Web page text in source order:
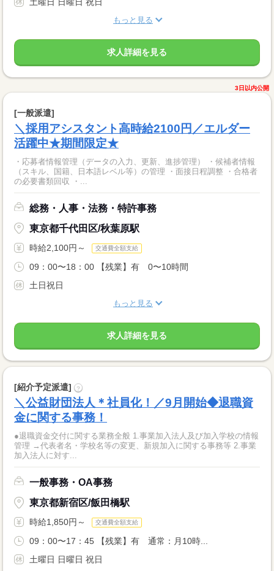
もっと見る
求人詳細を見る
3日以内公開
[一般派遣]
＼採用アシスタント高時給2100円／エルダー
活躍中★期間限定★
・応募者情報管理（データの入力、更新、進捗管理） ・候補者情報
（スキル、国籍、日本語レベル等）の管理 ・面接日程調整 ・合格者
の必要書類回収 ・...
総務・人事・法務・特許事務
東京都千代田区/秋葉原駅
時給2,100円～ 交通費全額支給
09：00〜18：00 【残業】有 0〜10時間
土日祝日
もっと見る
求人詳細を見る
[紹介予定派遣] ?
＼公益財団法人＊社員化！／9月開始◆退職資
金に関する事務！
●退職資金交付に関する業務全般 1.事業加入法人及び加入学校の情報
管理 →代表者名・学校名等の変更、新規加入に関する事務等 2.事業
加入法人に対す...
一般事務・OA事務
東京都新宿区/飯田橋駅
時給1,850円～ 交通費全額支給
09：00〜17：45 【残業】有 通常：月10時...
土曜日 日曜日 祝日